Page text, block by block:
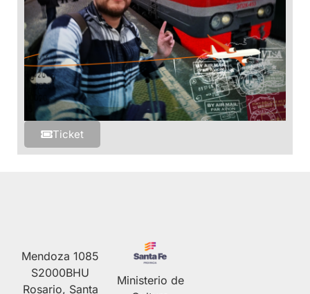
Ticket
Mendoza 1085
S2000BHU
Rosario, Santa
Ministerio de